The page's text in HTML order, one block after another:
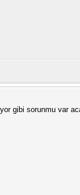
gibi sorunmu var